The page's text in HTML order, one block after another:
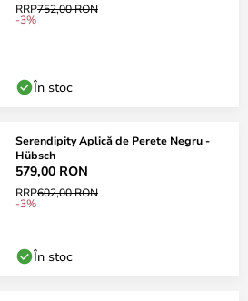
RRP752,00 RON
-3%
În stoc
Serendipity Aplică de Perete Negru -
Hübsch
579,00 RON
RRP602,00 RON
-3%
În stoc